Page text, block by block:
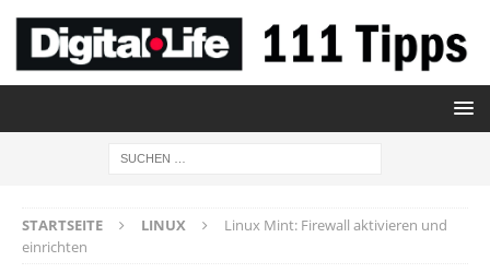
STARTSEITE LINUX
Linux Mint: Firewall aktivieren und
einrichten